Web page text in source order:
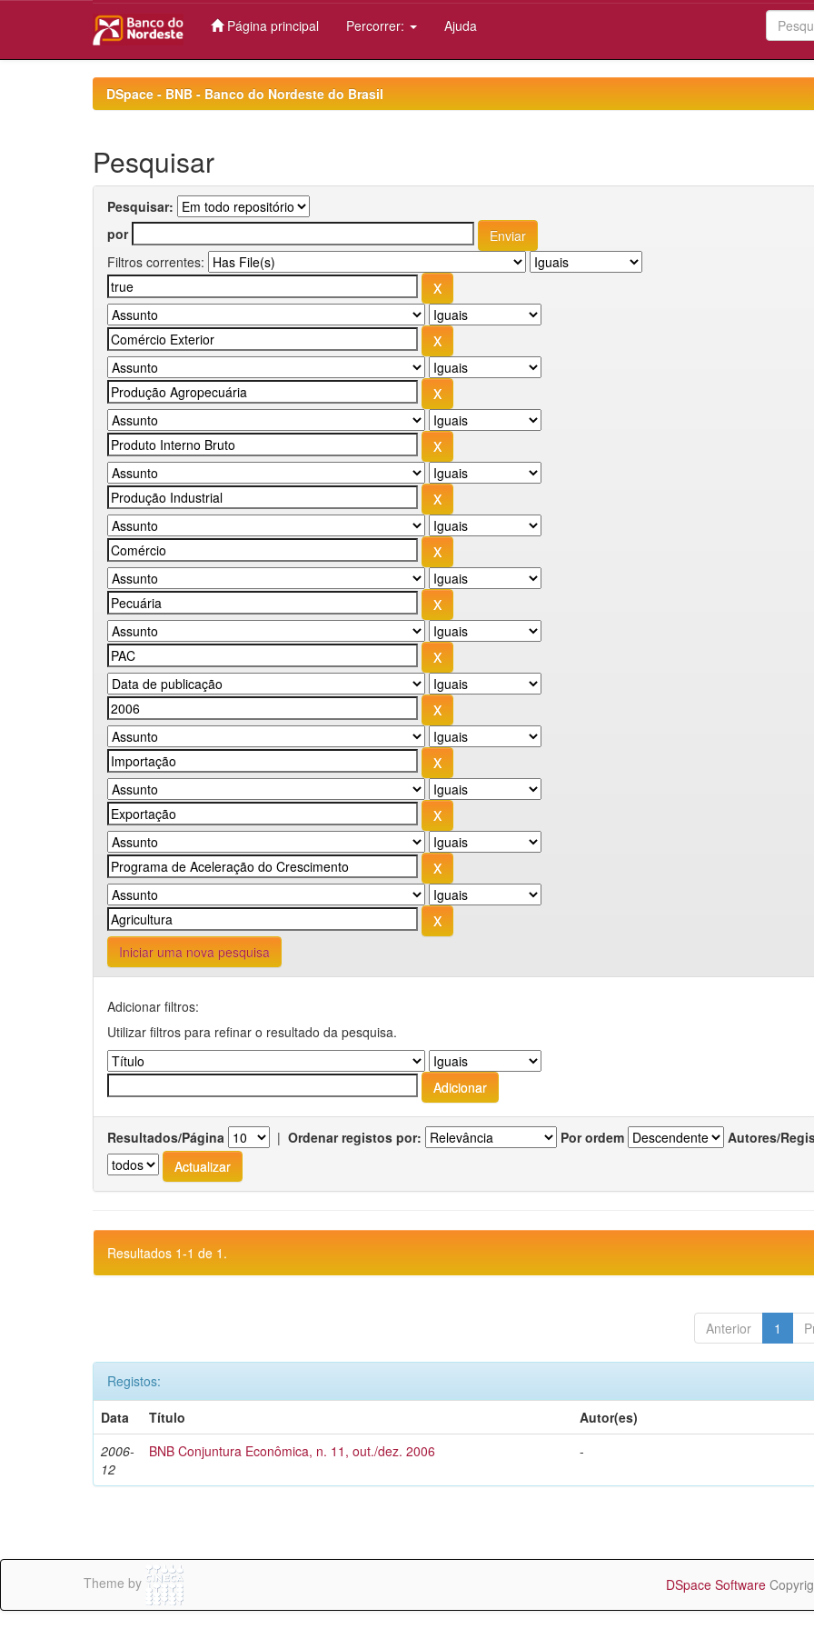
Página principal Percorrer: Ajuda
DSpace - BNB - Banco do Nordeste do Brasil
Pesquisar
Pesquisar:
por
Filtros correntes:
Iniciar uma nova pesquisa
Adicionar filtros:
Utilizar filtros para refinar o resultado da pesquisa.
Resultados/Página | Ordenar registos por: Por ordem Autores/
Resultados 1-1 de 1.
Anterior 1
Registos:
Data
Título
Autor(es)
2006-
12
BNB Conjuntura Econômica, n. 11, out./dez. 2006 -
Theme by DSpace Software